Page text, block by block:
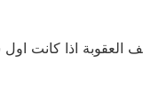
اذا كانت